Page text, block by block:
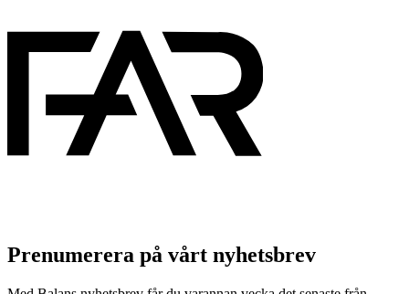
Prenumerera på vårt nyhetsbrev